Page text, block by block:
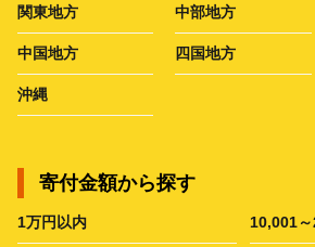
関東地方 中部地方
中国地方 四国地方
沖縄
寄付金額から探す
1万円以内 10,001